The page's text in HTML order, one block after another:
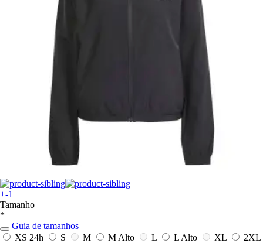
+-1
Tamanho
*
Guia de tamanhos
XS 24h S M M Alto L L Alto XL
2XL